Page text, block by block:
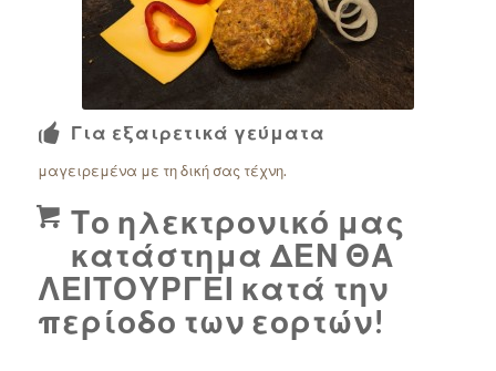
αποτέλεσμα!
Για εξαιρετικά γεύματα
μαγειρεμένα με τη δική σας τέχνη.
Το ηλεκτρονικό μας
κατάστημα ΔΕΝ ΘΑ
ΛΕΙΤΟΥΡΓΕΙ κατά την
περίοδο των εορτών!